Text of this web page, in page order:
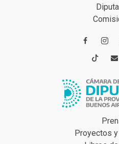


Proyectos